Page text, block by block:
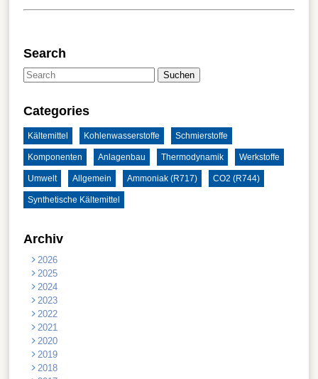
Search
Suchen
Categories
Kältemittel Kohlenwasserstoffe Schmierstoffe
Komponenten Anlagenbau Thermodynamik Werkstoffe
Umwelt Allgemein Ammoniak (R717) CO2 (R744)
Synthetische Kältemittel
Archiv
2026
2025
2024
2023
2022
2021
2020
2019
2018